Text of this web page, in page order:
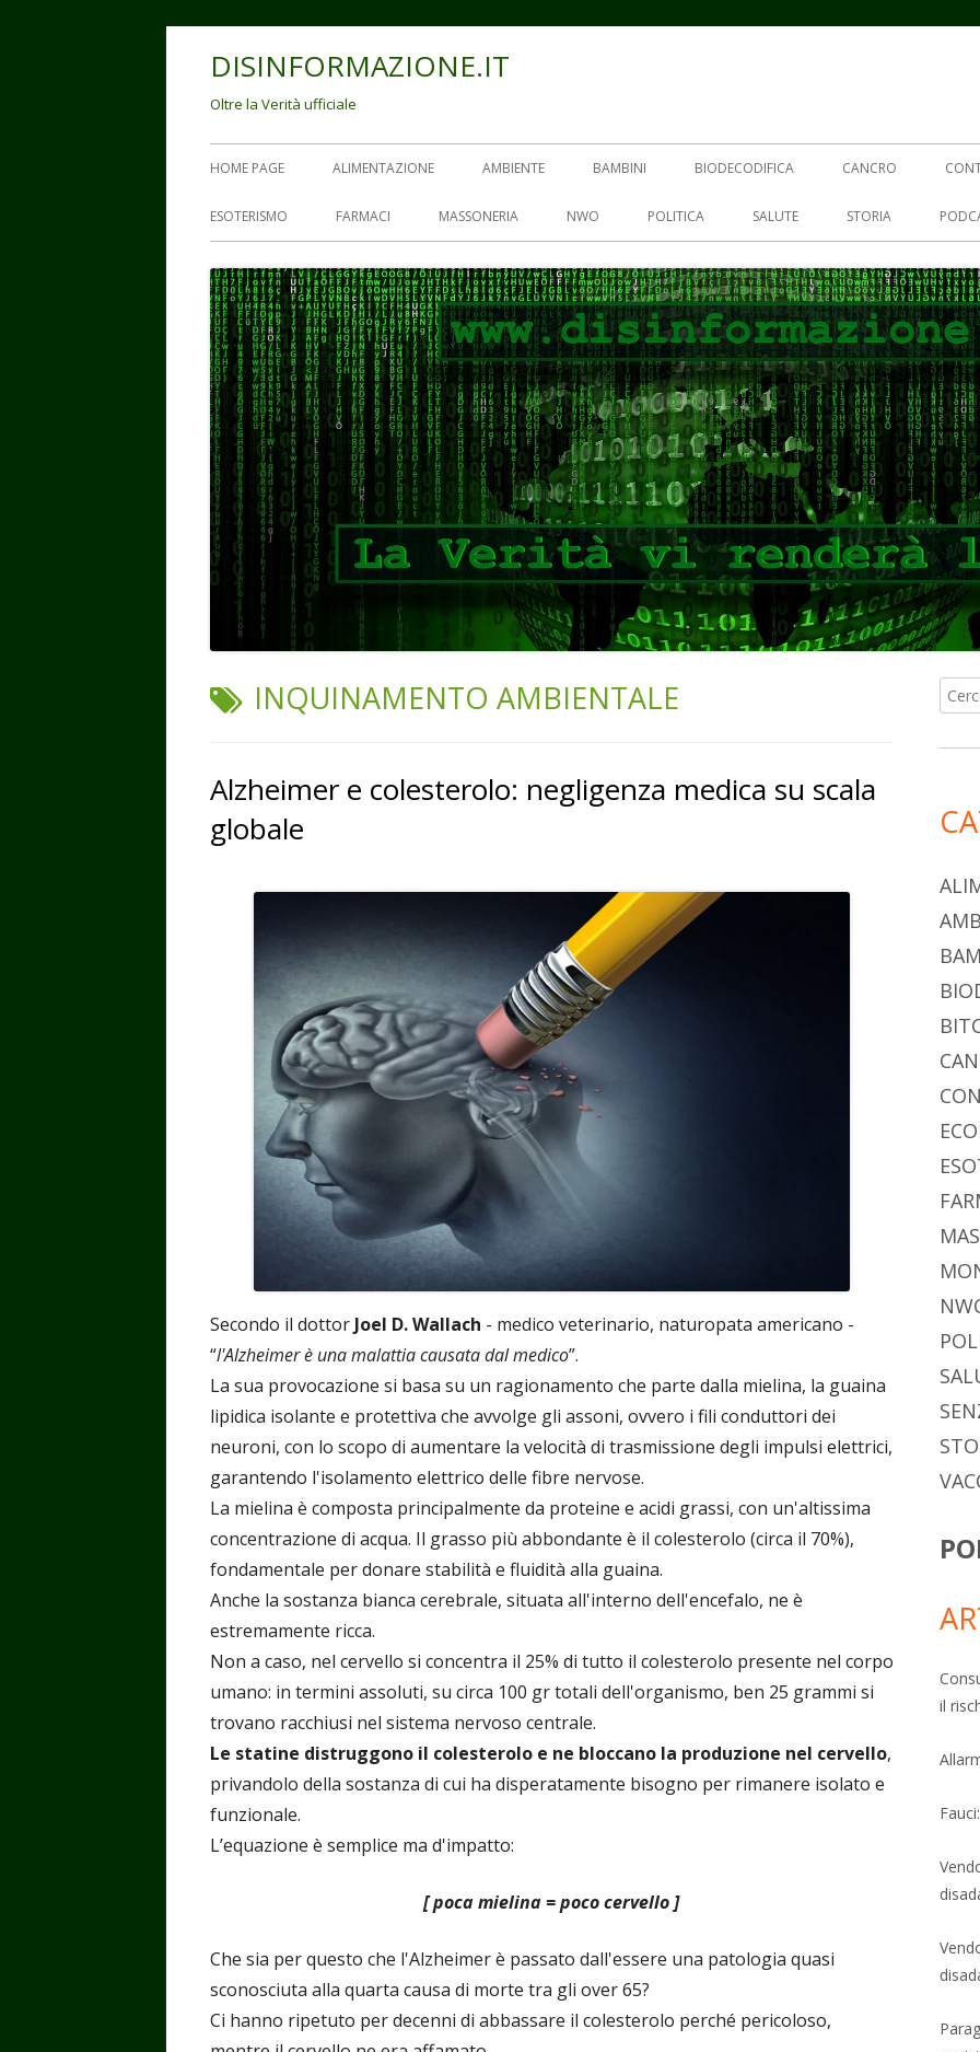
DISINFORMAZIONE.IT
Oltre la Verità ufficiale
Menu
principale
HOME PAGE ALIMENTAZIONE AMBIENTE BAMBINI BIODECODIFICA CANCRO
ESOTERISMO FARMACI MASSONERIA NWO POLITICA SALUTE STORIA
TAG:
INQUINAMENTO AMBIENTALE
Alzheimer e colesterolo: negligenza medica su scala
globale
Secondo il dottor Joel D. Wallach - medico veterinario, naturopata americano -
“l'Alzheimer è una malattia causata dal medico”.
La sua provocazione si basa su un ragionamento che parte dalla mielina, la guaina
lipidica isolante e protettiva che avvolge gli assoni, ovvero i fili conduttori dei
neuroni, con lo scopo di aumentare la velocità di trasmissione degli impulsi elettrici,
garantendo l'isolamento elettrico delle fibre nervose.
La mielina è composta principalmente da proteine e acidi grassi, con un'altissima
concentrazione di acqua. Il grasso più abbondante è il colesterolo (circa il 70%),
fondamentale per donare stabilità e fluidità alla guaina.
Anche la sostanza bianca cerebrale, situata all'interno dell'encefalo, ne è
estremamente ricca.
Non a caso, nel cervello si concentra il 25% di tutto il colesterolo presente nel corpo
umano: in termini assoluti, su circa 100 gr totali dell'organismo, ben 25 grammi si
trovano racchiusi nel sistema nervoso centrale.
Le statine distruggono il colesterolo e ne bloccano la produzione nel cervello,
privandolo della sostanza di cui ha disperatamente bisogno per rimanere isolato e
funzionale.
L’equazione è semplice ma d'impatto:
[ poca mielina = poco cervello ]
Che sia per questo che l'Alzheimer è passato dall'essere una patologia quasi
sconosciuta alla quarta causa di morte tra gli over 65?
Ci hanno ripetuto per decenni di abbassare il colesterolo perché pericoloso,
per:
il